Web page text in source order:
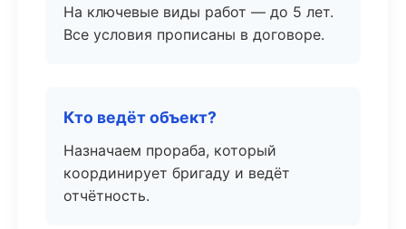
На ключевые виды работ — до 5 лет.
Все условия прописаны в договоре.
Кто ведёт объект?
Назначаем прораба, который
координирует бригаду и ведёт
отчётность.